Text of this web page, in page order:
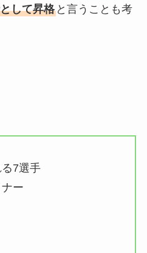
して昇格と言うことも考
7選手
ー